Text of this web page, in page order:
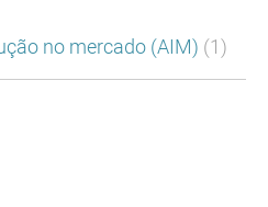
no mercado (AIM) (1)